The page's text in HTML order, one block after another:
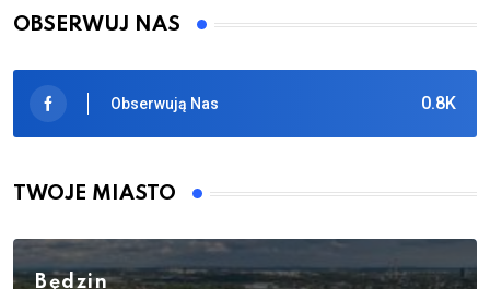
OBSERWUJ NAS
0.8K
Obserwują Nas
TWOJE MIASTO
Będzin